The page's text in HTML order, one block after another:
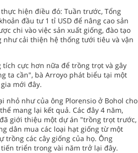
hiện điều đó: Tuần trước, Tổng
đầu tư 1 tỉ USD để nâng cao sản
chi vào việc sản xuất giống, đào tạo
như cải thiện hệ thống tưới tiêu và vận
cực hơn nữa để trồng trọt và gây
ta cần", bà Arroyo phát biểu tại một
mới đây.
nhỏ như của ông Plorensio ở Bohol cho
mang lại kết quả. Các đây 4 năm,
giới thiệu một dự án "trồng trọt trước,
dân mua các loại hạt giống từ một
trồng các cây giống của họ. Ông
triển trong vài năm trở lại đây.